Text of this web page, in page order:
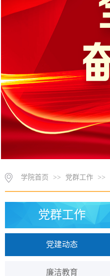
学院首页 >> 党群工作 >>
党群工作
党建动态
廉洁教育